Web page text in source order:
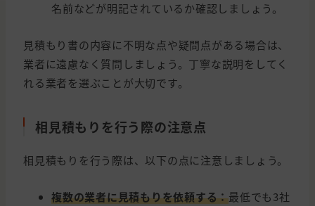
名前などが明記されているか確認しましょう。
見積もり書の内容に不明な点や疑問点がある場合は、
業者に遠慮なく質問しましょう。丁寧な説明をしてく
れる業者を選ぶことが大切です。
相見積もりを行う際の注意点
相見積もりを行う際は、以下の点に注意しましょう。
複数の業者に見積もりを依頼する：最低でも3社